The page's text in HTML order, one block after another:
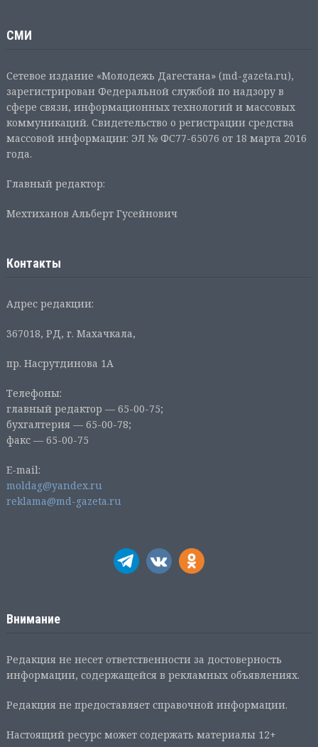
СМИ
Сетевое издание «Молодежь Дагестана» (md-gazeta.ru),
зарегистрирован Федеральной службой по надзору в
сфере связи, информационных технологий и массовых
коммуникаций. Свидетельство о регистрации средства
массовой информации: ЭЛ № ФС77-65076 от 18 марта 2016
года.
Главный редактор:
Мехтиханов Альберт Гусейнович
Контакты
Адрес редакции:
367018, РД, г. Махачкала,
пр. Насрутдинова 1А
Телефоны:
главный редактор — 65-00-75;
бухгалтерия — 65-00-78;
факс — 65-00-75
E-mail:
moldag@yandex.ru
reklama@md-gazeta.ru
Внимание
Редакция не несет ответственности за достоверность
информации, содержащейся в рекламных объявлениях.
Редакция не предоставляет справочной информации.
Настоящий ресурс может содержать материалы 12+